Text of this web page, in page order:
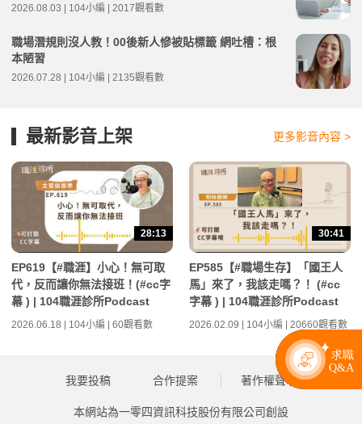
2026.08.03 | 104小編 | 2017觀看數
職場潛規則沒人教！00後新人慘被貼標籤 網吐槽：根
本陋習
2026.07.28 | 104小編 | 2135觀看數
最新影音上架 更多影音內容 >
28:13
EP619【#職涯】小心！無可取
代，反而讓你無法接班！(#cc字
幕 ) | 104職涯診所Podcast
2026.06.18 | 104小編 | 60觀看數
30:41
EP585【#職場生存】「國王人
馬」來了，我該走嗎？！ (#cc
字幕 ) | 104職涯診所Podcast
2026.02.09 | 104小編 | 20660觀看數
我要投稿 合作提案 著作權聲明
本網站為一零四資訊科技股份有限公司創設